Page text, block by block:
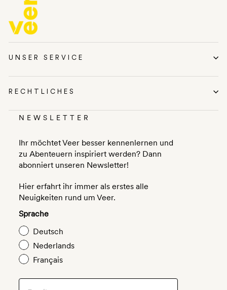
UNSER SERVICE
RECHTLICHES
NEWSLETTER
Ihr möchtet Veer besser kennenlernen und
zu Abenteuern inspiriert werden? Dann
abonniert unseren Newsletter!
Hier erfahrt ihr immer als erstes alle
Neuigkeiten rund um Veer.
Sprache
Deutsch
Nederlands
Français